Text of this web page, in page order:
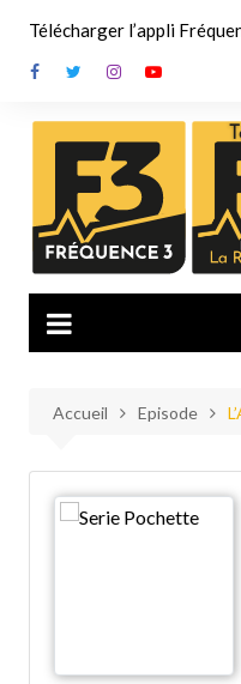
contenu
Télécharger l’appli
Accueil Episode